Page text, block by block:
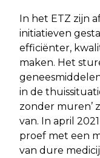
In het ETZ zijn
initiatieven
efficiënter,
maken. Het
in de
zonder muren’
van. In april
proef met een
van dure